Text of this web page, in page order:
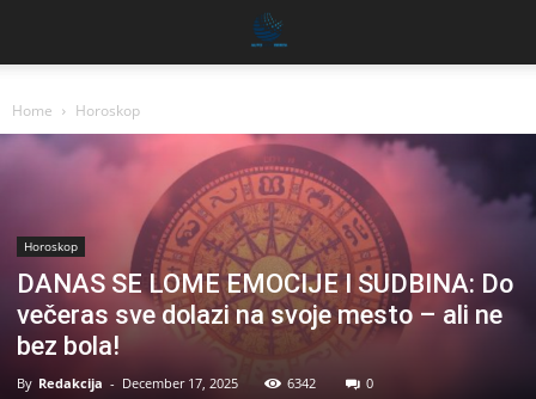
Home Horoskop
Horoskop
DANAS SE LOME EMOCIJE I SUDBINA: Do
večeras sve dolazi na svoje mesto – ali ne
bez bola!
By Redakcija - December 17, 2025 6342 0